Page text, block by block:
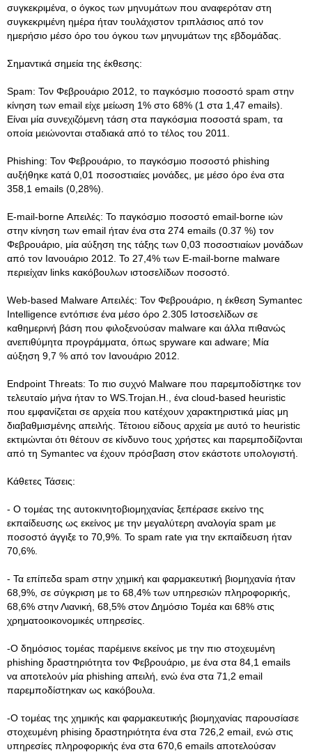
συγκεκριμένα, ο όγκος των μηνυμάτων που αναφερόταν στη
συγκεκριμένη ημέρα ήταν τουλάχιστον τριπλάσιος από τον
ημερήσιο μέσο όρο του όγκου των μηνυμάτων της εβδομάδας.
Σημαντικά σημεία της έκθεσης:
Spam: Τον Φεβρουάριο 2012, το παγκόσμιο ποσοστό spam στην
κίνηση των email είχε μείωση 1% στο 68% (1 στα 1,47 emails).
Είναι μία συνεχιζόμενη τάση στα παγκόσμια ποσοστά spam, τα
οποία μειώνονται σταδιακά από το τέλος του 2011.
Phishing: Τον Φεβρουάριο, το παγκόσμιο ποσοστό phishing
αυξήθηκε κατά 0,01 ποσοστιαίες μονάδες, με μέσο όρο ένα στα
358,1 emails (0,28%).
E-mail-borne Απειλές: Το παγκόσμιο ποσοστό email-borne ιών
στην κίνηση των email ήταν ένα στα 274 emails (0.37 %) τον
Φεβρουάριο, μία αύξηση της τάξης των 0,03 ποσοστιαίων μονάδων
από τον Ιανουάριο 2012. Το 27,4% των E-mail-borne malware
περιείχαν links κακόβουλων ιστοσελίδων ποσοστό.
Web-based Malware Απειλές: Τον Φεβρουάριο, η έκθεση Symantec
Intelligence εντόπισε ένα μέσο όρο 2.305 Ιστοσελίδων σε
καθημερινή βάση που φιλοξενούσαν malware και άλλα πιθανώς
ανεπιθύμητα προγράμματα, όπως spyware και adware; Μία
αύξηση 9,7 % από τον Ιανουάριο 2012.
Endpoint Threats: Το πιο συχνό Malware που παρεμποδίστηκε τον
τελευταίο μήνα ήταν το WS.Trojan.H., ένα cloud-based heuristic
που εμφανίζεται σε αρχεία που κατέχουν χαρακτηριστικά μίας μη
διαβαθμισμένης απειλής. Τέτοιου είδους αρχεία με αυτό το heuristic
εκτιμώνται ότι θέτουν σε κίνδυνο τους χρήστες και παρεμποδίζονται
από τη Symantec να έχουν πρόσβαση στον εκάστοτε υπολογιστή.
Κάθετες Τάσεις:
- Ο τομέας της αυτοκινητοβιομηχανίας ξεπέρασε εκείνο της
εκπαίδευσης ως εκείνος με την μεγαλύτερη αναλογία spam με
ποσοστό άγγιξε το 70,9%. Το spam rate για την εκπαίδευση ήταν
70,6%.
- Τα επίπεδα spam στην χημική και φαρμακευτική βιομηχανία ήταν
68,9%, σε σύγκριση με το 68,4% των υπηρεσιών πληροφορικής,
68,6% στην Λιανική, 68,5% στον Δημόσιο Τομέα και 68% στις
χρηματοοικονομικές υπηρεσίες.
-Ο δημόσιος τομέας παρέμεινε εκείνος με την πιο στοχευμένη
phishing δραστηριότητα τον Φεβρουάριο, με ένα στα 84,1 emails
να αποτελούν μία phishing απειλή, ενώ ένα στα 71,2 email
παρεμποδίστηκαν ως κακόβουλα.
-Ο τομέας της χημικής και φαρμακευτικής βιομηχανίας παρουσίασε
στοχευμένη phising δραστηριότητα ένα στα 726,2 email, ενώ στις
υπηρεσίες πληροφορικής ένα στα 670,6 emails αποτελούσαν